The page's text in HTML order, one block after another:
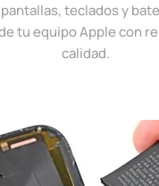
teclados y
tu equipo Apple con
calidad.